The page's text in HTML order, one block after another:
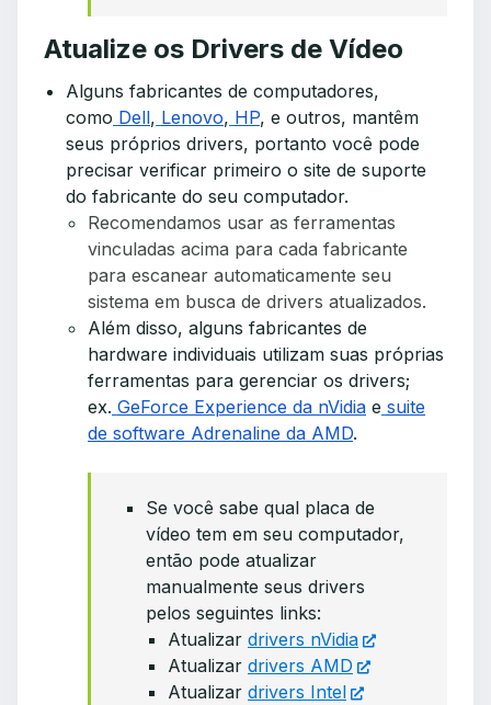
Atualize os Drivers de Vídeo
Alguns fabricantes de computadores,
como Dell, Lenovo, HP, e outros, mantêm
seus próprios drivers, portanto você pode
precisar verificar primeiro o site de suporte
do fabricante do seu computador.
Recomendamos usar as ferramentas
vinculadas acima para cada fabricante
para escanear automaticamente seu
sistema em busca de drivers atualizados.
Além disso, alguns fabricantes de
hardware individuais utilizam suas próprias
ferramentas para gerenciar os drivers;
ex. GeForce Experience da nVidia e suite
de software Adrenaline da AMD.
Se você sabe qual placa de
vídeo tem em seu computador,
então pode atualizar
manualmente seus drivers
pelos seguintes links:
Atualizar drivers nVidia
Atualizar drivers AMD
Atualizar drivers Intel